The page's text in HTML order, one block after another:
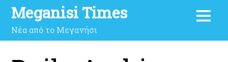
Meganisi Times
Νέα από το Μεγανήσι